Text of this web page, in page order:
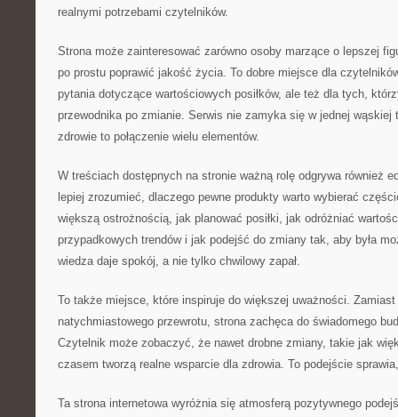
realnymi potrzebami czytelników.
Strona może zainteresować zarówno osoby marzące o lepszej
po prostu poprawić jakość życia. To dobre miejsce dla
pytania dotyczące wartościowych posiłków, ale też dla tych,
przewodnika po zmianie. Serwis nie zamyka się w jednej
zdrowie to połączenie wielu elementów.
W treściach dostępnych na stronie ważną rolę odgrywa również
lepiej zrozumieć, dlaczego pewne produkty warto wybierać
większą ostrożnością, jak planować posiłki, jak odróżniać
przypadkowych trendów i jak podejść do zmiany tak, aby była
wiedza daje spokój, a nie tylko chwilowy zapał.
To także miejsce, które inspiruje do większej uważności. Zamiast
natychmiastowego przewrotu, strona zachęca do świadomego
Czytelnik może zobaczyć, że nawet drobne zmiany, takie jak
czasem tworzą realne wsparcie dla zdrowia. To podejście
Ta strona internetowa wyróżnia się atmosferą pozytywnego